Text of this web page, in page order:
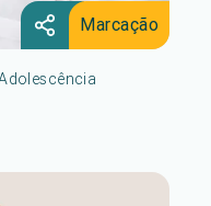
Marcação